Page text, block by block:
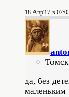
18 Апр'17 в
Томск
да, без
маленьким